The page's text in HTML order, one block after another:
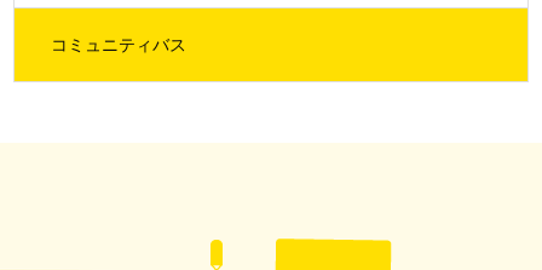
コミュニティバス